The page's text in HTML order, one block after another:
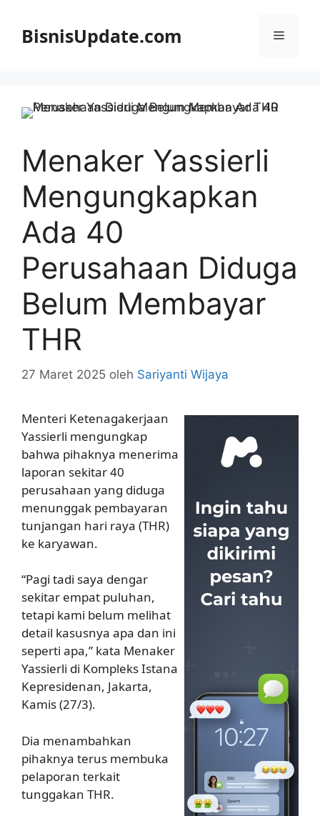
BisnisUpdate.com Menu
Menaker Yassierli
Mengungkapkan
Ada 40
Perusahaan Diduga
Belum Membayar
THR
27 Maret 2025 oleh Sariyanti Wijaya
Menteri Ketenagakerjaan
Yassierli mengungkap
bahwa pihaknya menerima
laporan sekitar 40
perusahaan yang diduga
menunggak pembayaran
tunjangan hari raya (THR)
ke karyawan.
“Pagi tadi saya dengar
sekitar empat puluhan,
tetapi kami belum melihat
detail kasusnya apa dan ini
seperti apa,” kata Menaker
Yassierli di Kompleks Istana
Kepresidenan, Jakarta,
Kamis (27/3).
Dia menambahkan
pihaknya terus membuka
pelaporan terkait
tunggakan THR.